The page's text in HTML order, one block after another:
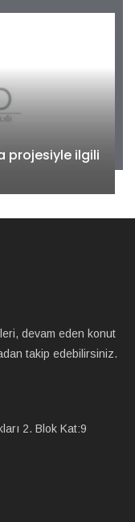
projesiyle ilgili
devam eden konut
takip edebilirsiniz.
2. Blok Kat:9